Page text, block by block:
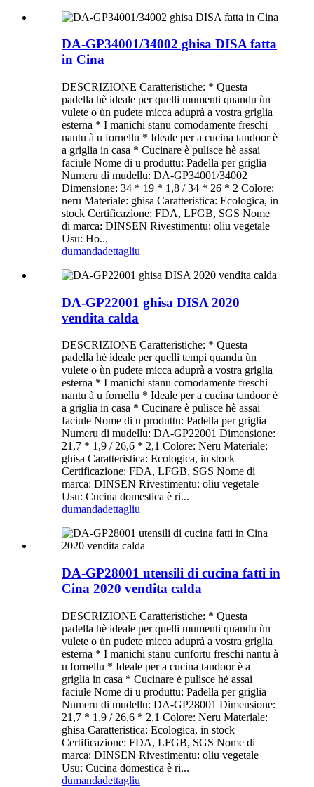
DA-GP34001/34002 ghisa DISA fatta
in Cina
DESCRIZIONE Caratteristiche: * Questa
padella hè ideale per quelli mumenti quandu ùn
vulete o ùn pudete micca aduprà a vostra griglia
esterna * I manichi stanu comodamente freschi
nantu à u fornellu * Ideale per a cucina tandoor è
a griglia in casa * Cucinare è pulisce hè assai
faciule Nome di u produttu: Padella per griglia
Numeru di mudellu: DA-GP34001/34002
Dimensione: 34 * 19 * 1,8 / 34 * 26 * 2 Colore:
neru Materiale: ghisa Caratteristica: Ecologica, in
stock Certificazione: FDA, LFGB, SGS Nome
di marca: DINSEN Rivestimentu: oliu vegetale
Usu: Ho...
dumandadettagliu
DA-GP22001 ghisa DISA 2020
vendita calda
DESCRIZIONE Caratteristiche: * Questa
padella hè ideale per quelli tempi quandu ùn
vulete o ùn pudete micca aduprà a vostra griglia
esterna * I manichi stanu comodamente freschi
nantu à u fornellu * Ideale per a cucina tandoor è
a griglia in casa * Cucinare è pulisce hè assai
faciule Nome di u produttu: Padella per griglia
Numeru di mudellu: DA-GP22001 Dimensione:
21,7 * 1,9 / 26,6 * 2,1 Colore: Neru Materiale:
ghisa Caratteristica: Ecologica, in stock
Certificazione: FDA, LFGB, SGS Nome di
marca: DINSEN Rivestimentu: oliu vegetale
Usu: Cucina domestica è ri...
dumandadettagliu
DA-GP28001 utensili di cucina fatti in
Cina 2020 vendita calda
DESCRIZIONE Caratteristiche: * Questa
padella hè ideale per quelli mumenti quandu ùn
vulete o ùn pudete micca aduprà a vostra griglia
esterna * I manichi stanu cunfortu freschi nantu à
u fornellu * Ideale per a cucina tandoor è a
griglia in casa * Cucinare è pulisce hè assai
faciule Nome di u produttu: Padella per griglia
Numeru di mudellu: DA-GP28001 Dimensione:
21,7 * 1,9 / 26,6 * 2,1 Colore: Neru Materiale:
ghisa Caratteristica: Ecologica, in stock
Certificazione: FDA, LFGB, SGS Nome di
marca: DINSEN Rivestimentu: oliu vegetale
Usu: Cucina domestica è ri...
dumandadettagliu